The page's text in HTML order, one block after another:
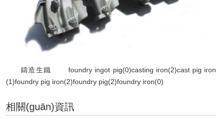
鑄造生鐵 foundry ingot pig(0)casting iron(2)cast pig iron
(1)foundry pig iron(2)foundry pig(2)foundry iron(0)
相關(guān)資訊